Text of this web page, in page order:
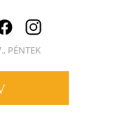
instagram
PÉNTEK